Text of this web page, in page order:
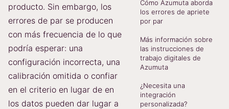
producto. Sin embargo, los
errores de par se producen
con más frecuencia de lo que
podría esperar: una
configuración incorrecta, una
calibración omitida o confiar
en el criterio en lugar de en
los datos pueden dar lugar a
Cómo Azumuta aborda
los errores de apriete
por par
Más información sobre
las instrucciones de
trabajo digitales de
Azumuta
¿Necesita una
integración
personalizada?